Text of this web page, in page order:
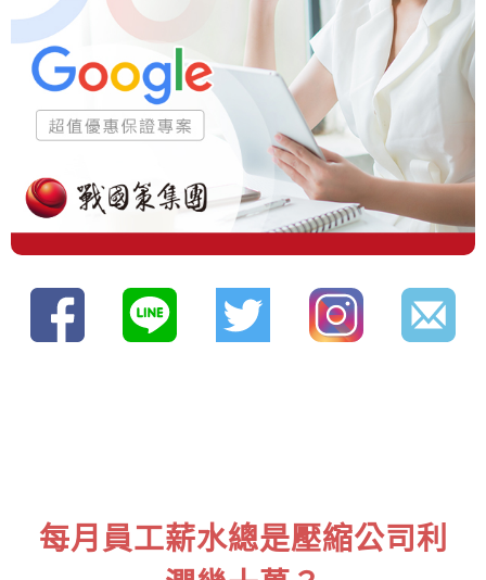
每月員工薪水總是壓縮公司利